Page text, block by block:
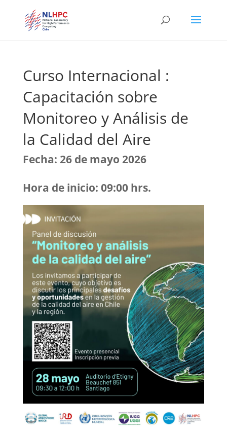
Curso Internacional :
Capacitación sobre
Monitoreo y Análisis de
la Calidad del Aire
Fecha: 26 de mayo 2026
Hora de inicio: 09:00 hrs.